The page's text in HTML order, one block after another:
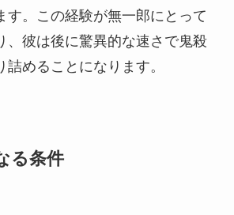
す。この経験が無一郎にとって
、彼は後に驚異的な速さで鬼殺
詰めることになります。
る条件